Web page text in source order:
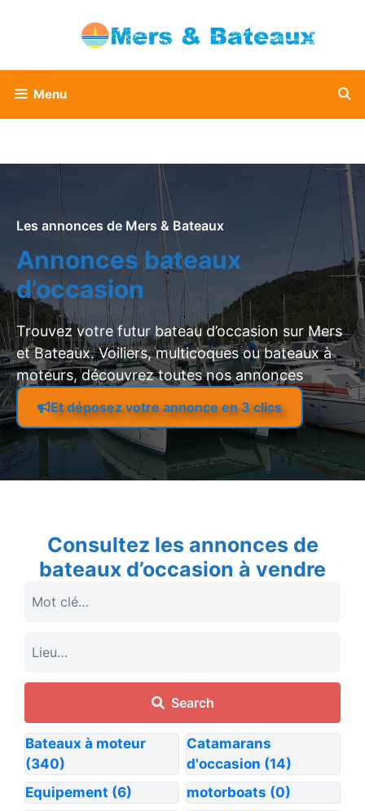
Menu
Les annonces de Mers & Bateaux
Annonces bateaux
d’occasion
Trouvez votre futur bateau d’occasion sur Mers
et Bateaux. Voiliers, multicoques ou bateaux à
moteurs, découvrez toutes nos annonces
Et déposez votre annonce en 3 clics
Consultez les annonces de
bateaux d’occasion à vendre
Search
Bateaux à moteur
(340)
Catamarans
d'occasion (14)
Equipement (6) motorboats (0)